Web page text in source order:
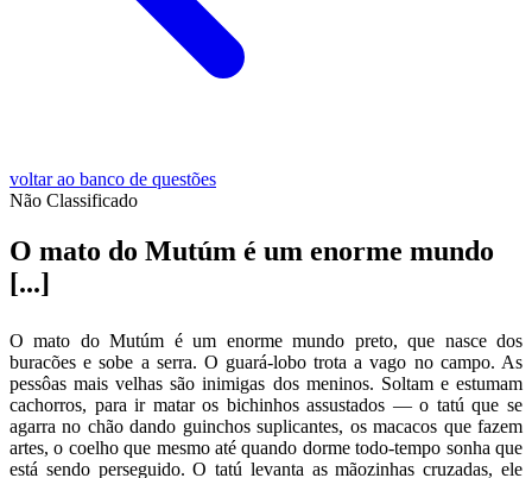
voltar ao banco de questões
Não Classificado
O mato do Mutúm é um enorme mundo
[...]
O mato do Mutúm é um enorme mundo preto, que nasce dos
buracões e sobe a serra. O guará-lobo trota a vago no campo. As
pessôas mais velhas são inimigas dos meninos. Soltam e estumam
cachorros, para ir matar os bichinhos assustados — o tatú que se
agarra no chão dando guinchos suplicantes, os macacos que fazem
artes, o coelho que mesmo até quando dorme todo-tempo sonha que
está sendo perseguido. O tatú levanta as mãozinhas cruzadas, ele